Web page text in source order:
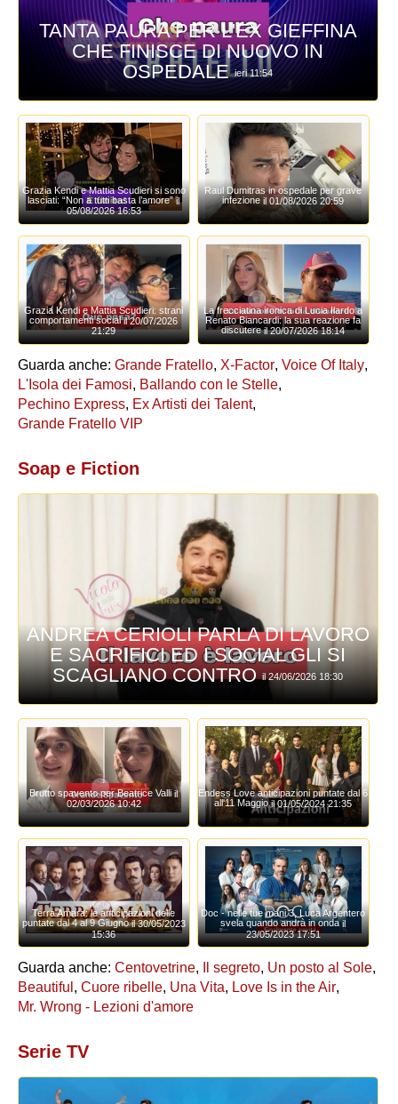
TANTA PAURA PER L'EX GIEFFINA
CHE FINISCE DI NUOVO IN
OSPEDALEieri 11:54
Grazia Kendi e Mattia Scudieri si sono
lasciati: “Non a tutti basta l’amore”il
05/08/2026 16:53
Raul Dumitras in ospedale per grave
infezioneil 01/08/2026 20:59
Grazia Kendi e Mattia Scudieri: strani
comportamenti socialil 20/07/2026
21:29
La frecciatina ironica di Lucia Ilardo a
Renato Biancardi: la sua reazione fa
discutereil 20/07/2026 18:14
Guarda anche: Grande Fratello, X-Factor, Voice Of Italy,
L'Isola dei Famosi, Ballando con le Stelle,
Pechino Express, Ex Artisti dei Talent,
Grande Fratello VIP
Soap e Fiction
ANDREA CERIOLI PARLA DI LAVORO
E SACRIFICI ED I SOCIAL GLI SI
SCAGLIANO CONTROil 24/06/2026 18:30
Brutto spavento per Beatrice Valliil
02/03/2026 10:42
Endess Love anticipazioni puntate dal 6
all'11 Maggioil 01/05/2024 21:35
Terra Amara: le anticipazioni delle
puntate dal 4 al 9 Giugnoil 30/05/2023
15:36
Doc - nelle tue mani 3, Luca Argentero
svela quando andrà in ondail
23/05/2023 17:51
Guarda anche: Centovetrine, Il segreto, Un posto al Sole,
Beautiful , Cuore ribelle, Una Vita, Love Is in the Air,
Mr. Wrong - Lezioni d'amore
Serie TV